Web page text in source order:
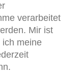
verarbeitet
Mir ist
ich meine